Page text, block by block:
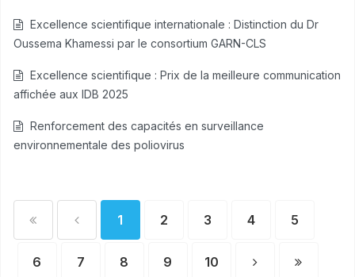
Excellence scientifique internationale : Distinction du Dr
Oussema Khamessi par le consortium GARN-CLS
Excellence scientifique : Prix de la meilleure communication
affichée aux IDB 2025
Renforcement des capacités en surveillance
environnementale des poliovirus
1 2 3 4 5
6 7 8 9 10